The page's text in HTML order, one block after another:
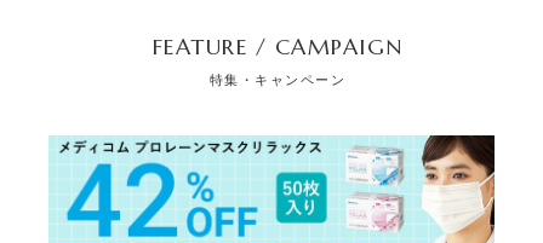
FEATURE / CAMPAIGN
特集・キャンペーン